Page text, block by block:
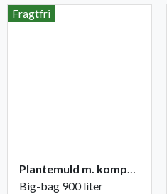
Fragtfri
Plantemuld m. kompost fra Champost
Big-bag 900 liter